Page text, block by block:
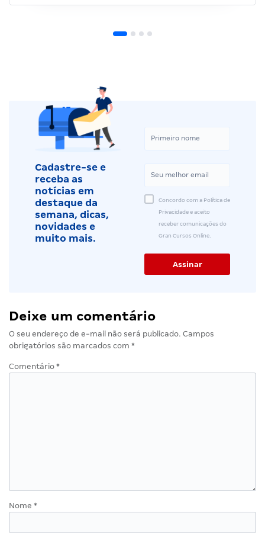
Cadastre-se e
receba as
notícias em
destaque da
semana, dicas,
novidades e
muito mais.
Concordo com a Política de
Privacidade e aceito
receber comunicações do
Gran Cursos Online.
Deixe um comentário
O seu endereço de e-mail não será publicado. Campos
obrigatórios são marcados com *
Comentário *
Nome *